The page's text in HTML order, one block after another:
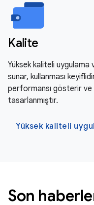
Kalite
Yüksek kaliteli uygulama
sunar, kullanması
performansı gösterir ve
tasarlanmıştır.
Son